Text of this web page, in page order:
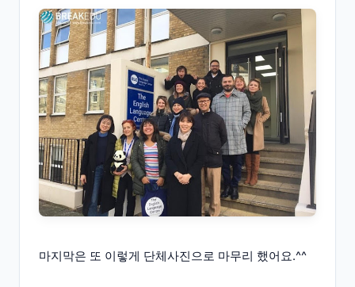
마지막은 또 이렇게 단체사진으로 마무리 했어요.^^